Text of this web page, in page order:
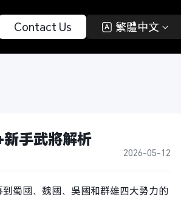
Contact Us 繁體中文
新手武將解析
2026-05-12
蜀國、魏國、吳國和群雄四大勢力的